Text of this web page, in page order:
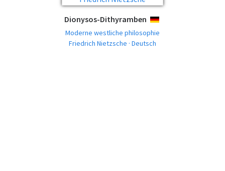
Dionysos-Dithyramben DEUTSCH
Moderne westliche philosophie
Friedrich Nietzsche · Deutsch